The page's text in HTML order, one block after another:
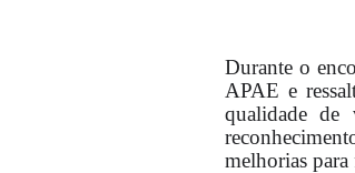
Durante o
APAE e
qualidade de
melhorias